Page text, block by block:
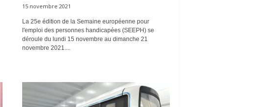
15 novembre 2021
La 25e édition de la Semaine européenne pour
l'emploi des personnes handicapées (SEEPH) se
déroule du lundi 15 novembre au dimanche 21
novembre 2021....